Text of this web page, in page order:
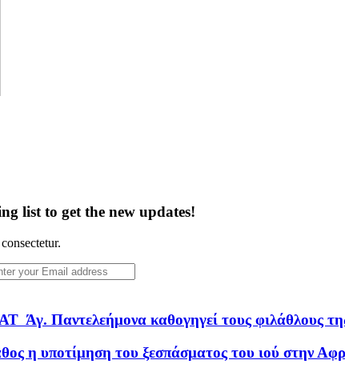
list to get the new updates!
Άγ. Παντελεήμονα καθογηγεί τους φιλάθλους
η υποτίμηση του ξεσπάσματος του ιού στην